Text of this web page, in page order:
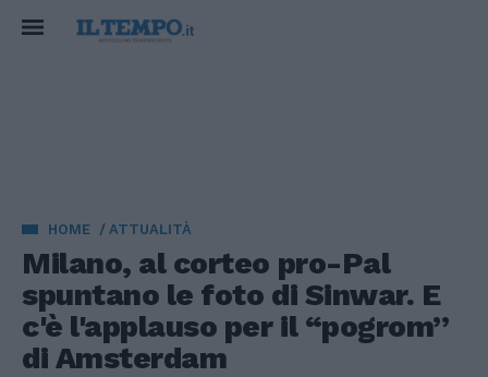
HOME ATTUALITÀ
Milano, al corteo pro-Pal
spuntano le foto di Sinwar. E
c'è l'applauso per il “pogrom”
di Amsterdam